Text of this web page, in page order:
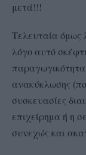
μετά!!!
Τελευταία όμως
λόγο αυτό
ανακύκλωσης
συσκευασίες
επιχείρημα ή η
συνεχώς και